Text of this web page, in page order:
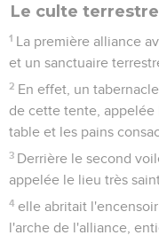
Le culte
1 La première alliance
et un sanctuaire
2 En effet, un
de cette tente, appelée
table et les pains
3 Derrière le second
appelée le lieu très
4 elle abritait
l'arche de l'alliance,